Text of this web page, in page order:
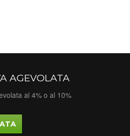
AGEVOLATA
al 4% o al 10%